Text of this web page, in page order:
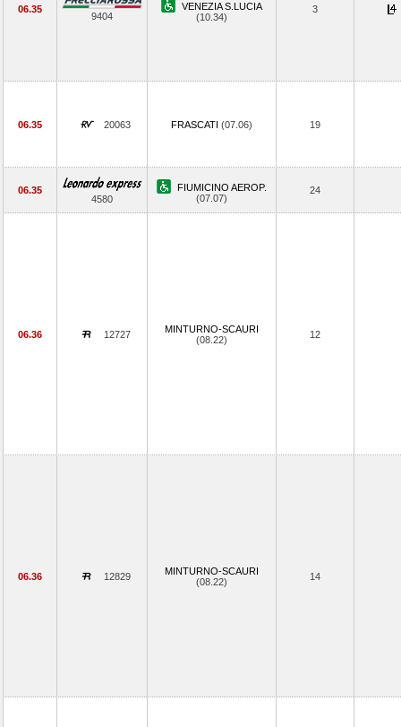
06.35
9404
VENEZIA S.LUCIA
(10.34)
3
06.35 20063 FRASCATI (07.06) 19
06.35
4580
FIUMICINO AEROP.
(07.07)
24
06.36 12727
MINTURNO-SCAURI
(08.22)
12
06.36 12829
MINTURNO-SCAURI
(08.22)
14